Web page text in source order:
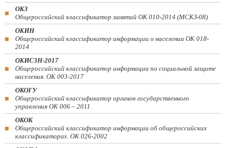
ОКЗ
Общероссийский классификатор занятий ОК 010-2014 (МСКЗ-08)
ОКИН
Общероссийский классификатор информации о населении ОК 018-
2014
ОКИСЗН-2017
Общероссийский классификатор информации по социальной защите
населения. ОК 003-2017
ОКОГУ
Общероссийский классификатор органов государственного
управления ОК 006 – 2011
ОКОК
Общероссийский классификатор информации об общероссийских
классификаторах. ОК 026-2002